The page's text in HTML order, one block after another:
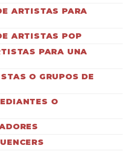
ARTISTAS PARA
ARTISTAS POP
PARA UNA
O GRUPOS DE
O